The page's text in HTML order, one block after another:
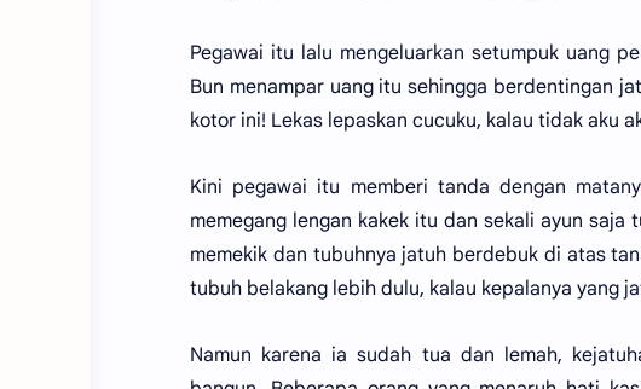
Pegawai itu lalu mengeluarkan setumpuk uang
Bun menampar uang itu sehingga berdentingan
kotor ini! Lekas lepaskan cucuku, kalau tidak aku
Kini pegawai itu memberi tanda dengan
memegang lengan kakek itu dan sekali ayun
memekik dan tubuhnya jatuh berdebuk di atas
tubuh belakang lebih dulu, kalau kepalanya yang
Namun karena ia sudah tua dan lemah,